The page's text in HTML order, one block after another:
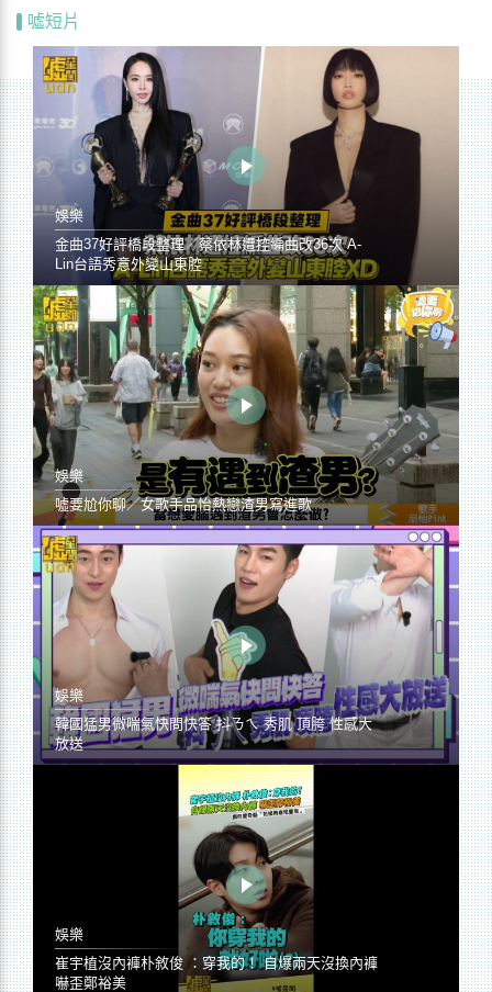
噓短片
娛樂
金曲37好評橋段整理／蔡依林遭控編曲改36次 A-
Lin台語秀意外變山東腔
娛樂
噓要尬你聊／女歌手品怡熱戀渣男寫進歌
娛樂
韓國猛男微喘氣快問快答 抖ㄋㄟ 秀肌 頂胯 性感大
放送
娛樂
崔宇植沒內褲朴敘俊 ：穿我的！ 自爆兩天沒換內褲
嚇歪鄭裕美